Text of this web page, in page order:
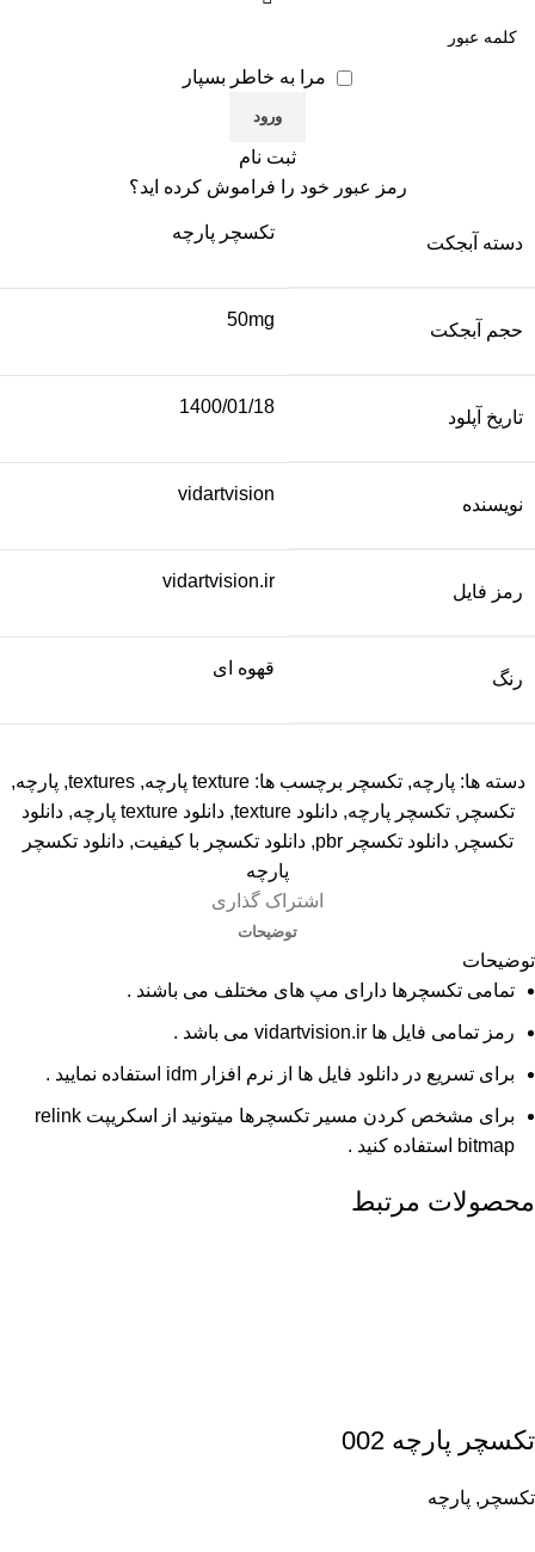
مرا به خاطر بسپار
ثبت نام
رمز عبور خود را فراموش کرده اید؟
دسته آبجکت
تکسچر پارچه
حجم آبجکت
50mg
تاریخ آپلود
1400/01/18
نویسنده
vidartvision
رمز فایل
vidartvision.ir
رنگ
قهوه ای
دسته ها: پارچه, تکسچر برچسب ها: texture پارچه ,
textures
, پارچه,
تکسچر , تکسچر پارچه, دانلود texture , دانلود texture پارچه , دانلود
تکسچر , دانلود تکسچر pbr , دانلود تکسچر با کیفیت, دانلود تکسچر
پارچه
اشتراک گذاری
توضیحات
توضیحات
تمامی تکسچرها دارای مپ های مختلف می باشند .
رمز تمامی فایل ها vidartvision.ir می باشد .
برای تسریع در دانلود فایل ها از نرم افزار idm استفاده نمایید .
برای مشخص کردن مسیر تکسچرها میتونید از اسکریپت relink
bitmap استفاده کنید .
محصولات مرتبط
تکسچر پارچه 002
تکسچر , پارچه